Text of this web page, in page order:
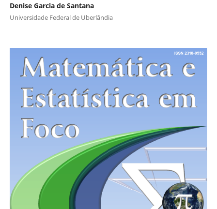
Denise Garcia de Santana
Universidade Federal de Uberlândia